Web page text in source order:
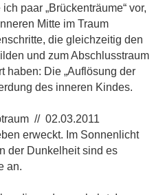
paar „Brückenträume“ vor,
Mitte im Traum
die gleichzeitig den
und zum Abschlusstraum
haben: Die „Auflösung der
des inneren Kindes.
// 02.03.2011
erweckt. Im Sonnenlicht
der Dunkelheit sind es
an.